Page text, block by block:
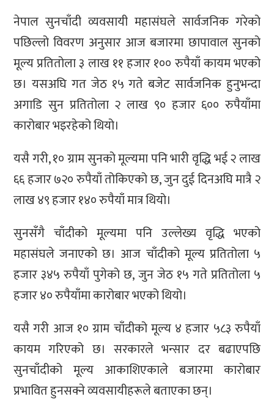
नेपाल सुनचाँदी व्यवसायी महासंघले सार्वजनिक गरेको
पछिल्लो विवरण अनुसार आज बजारमा छापावाल सुनको
मूल्य प्रतितोला ३ लाख ११ हजार १०० रुपैयाँ कायम भएको
छ। यसअघि गत जेठ १५ गते बजेट सार्वजनिक हुनुभन्दा
अगाडि सुन प्रतितोला २ लाख ९० हजार ६०० रुपैयाँमा
कारोबार भइरहेको थियो।
यसै गरी, १० ग्राम सुनको मूल्यमा पनि भारी वृद्धि भई २ लाख
६६ हजार ७२० रुपैयाँ तोकिएको छ, जुन दुई दिनअघि मात्रै २
लाख ४९ हजार १४० रुपैयाँ मात्र थियो।
सुनसँगै चाँदीको मूल्यमा पनि उल्लेख्य वृद्धि भएको
महासंघले जनाएको छ। आज चाँदीको मूल्य प्रतितोला ५
हजार ३४५ रुपैयाँ पुगेको छ, जुन जेठ १५ गते प्रतितोला ५
हजार ४० रुपैयाँमा कारोबार भएको थियो।
यसै गरी आज १० ग्राम चाँदीको मूल्य ४ हजार ५८३ रुपैयाँ
कायम गरिएको छ। सरकारले भन्सार दर बढाएपछि
सुनचाँदीको मूल्य आकाशिएकाले बजारमा कारोबार
प्रभावित हुनसक्ने व्यवसायीहरूले बताएका छन्।